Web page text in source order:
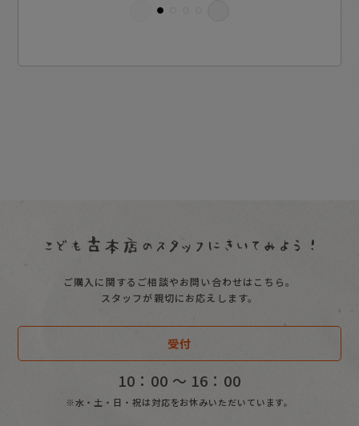
ご購入に関するご相談やお問い合わせはこちら。
スタッフが親切にお応えします。
受付
10：00 〜 16：00
※水・土・日・祝は対応をお休みいただいています。